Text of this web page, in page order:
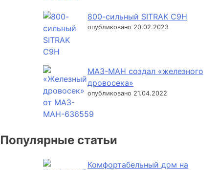
800-сильный SITRAK C9H
опубликовано 20.02.2023
МАЗ-МАН создал «железного
дровосека»
опубликовано 21.04.2022
Популярные статьи
Комфортабельный дом на